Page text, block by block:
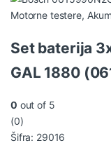
Motorne testere,
Set baterija
GAL 1880
0 out of 5
(0)
Šifra: 29016